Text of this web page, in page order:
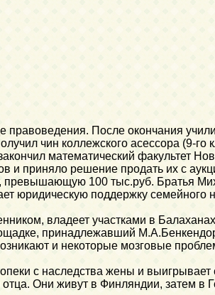
После окончания
чин коллежского асессора (9-
математический факультет
и приняло решение продать их с
превышающую 100 тыс.руб. Братья
юридическую поддержку
владеет участками в
принадлежавший
и некоторые мозговые
с наследства жены и
Они живут в Финляндии, затем